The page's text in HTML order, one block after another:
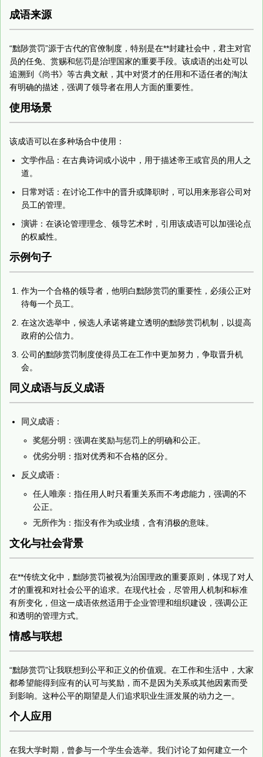
成语来源
“黜陟赏罚”源于古代的官僚制度，特别是在**封建社会中，君主对官
员的任免、赏赐和惩罚是治理国家的重要手段。该成语的出处可以
追溯到《尚书》等古典文献，其中对贤才的任用和不适任者的淘汰
有明确的描述，强调了领导者在用人方面的重要性。
使用场景
该成语可以在多种场合中使用：
文学作品 ：在古典诗词或小说中，用于描述帝王或官员的用人之
道。
日常对话 ：在讨论工作中的晋升或降职时，可以用来形容公司对
员工的管理。
演讲 ：在谈论管理理念、领导艺术时，引用该成语可以加强论点
的权威性。
示例句子
作为一个合格的领导者，他明白黜陟赏罚的重要性，必须公正对
待每一个员工。
在这次选举中，候选人承诺将建立透明的黜陟赏罚机制，以提高
政府的公信力。
公司的黜陟赏罚制度使得员工在工作中更加努力，争取晋升机
会。
同义成语与反义成语
同义成语 ：
奖惩分明 ：强调在奖励与惩罚上的明确和公正。
优劣分明 ：指对优秀和不合格的区分。
反义成语 ：
任人唯亲 ：指任用人时只看重关系而不考虑能力，强调的不
公正。
无所作为 ：指没有作为或业绩，含有消极的意味。
文化与社会背景
在**传统文化中，黜陟赏罚被视为治国理政的重要原则，体现了对人
才的重视和对社会公平的追求。在现代社会，尽管用人机制和标准
有所变化，但这一成语依然适用于企业管理和组织建设，强调公正
和透明的管理方式。
情感与联想
“黜陟赏罚”让我联想到公平和正义的价值观。在工作和生活中，大家
都希望能得到应有的认可与奖励，而不是因为关系或其他因素而受
到影响。这种公平的期望是人们追求职业生涯发展的动力之一。
个人应用
在我大学时期，曾参与一个学生会选举。我们讨论了如何建立一个